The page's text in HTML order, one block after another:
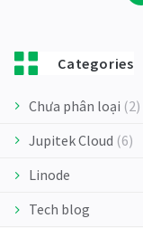
Categories
Chưa phân loại (2)
Jupitek Cloud (6)
Linode
Tech blog